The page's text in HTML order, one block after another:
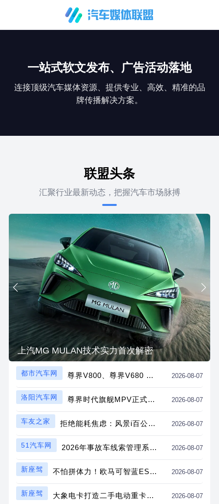
一站式软文发布、广告活动落地
连接顶级汽车媒体资源、提供专业、高效、精准的品
牌传播解决方案。
联盟头条
汇聚行业最新动态，把握汽车市场脉搏
上汽MG MULAN技术实力首次解密
都市汽车网 尊界V800、尊界V680 正式上市，华为技术赋能重塑超豪华MPV价值标杆 2026-08-07
洛阳汽车网 尊界时代旗舰MPV正式上市，中国超豪华车市再添实力悍将 2026-08-07
车友之家 拒绝能耗焦虑：风景i百公里12.4度电怎么被用户踩出来的？ 2026-08-07
51汽车网 2026年事故车线索管理系统推荐：从过程管理困局到精准可量化评测 2026-08-07
新座驾 不怕拼体力！欧马可智蓝ES1纯电轻卡怀挡新品解锁舒适高效运营新体验 2026-08-07
新座驾 大象电卡打造二手电动重卡标准化交易平台 全链条赋能经销商转型新能源赛道 2026-08-07